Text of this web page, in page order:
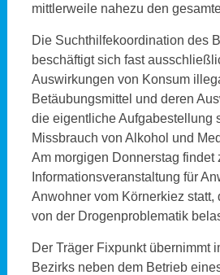
mittlerweile nahezu den
Die Suchthilfekoordination des
beschäftigt sich fast
Auswirkungen von Konsum
Betäubungsmittel und deren
die eigentliche Aufgabestellung
Missbrauch von Alkohol und
Am morgigen Donnerstag findet
Informationsveranstaltung für
Anwohner vom Körnerkiez statt,
von der Drogenproblematik
Der Träger Fixpunkt übernimmt
Bezirks neben dem Betrieb